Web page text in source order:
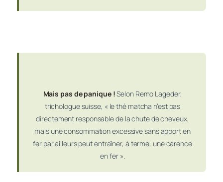
Mais pas de panique !Selon Remo Lageder,
trichologue suisse, « le thé matcha n’est pas
directement responsable de la chute de cheveux,
mais une consommation excessive sans apport en
fer par ailleurs peut entraîner, à terme, une carence
en fer ».